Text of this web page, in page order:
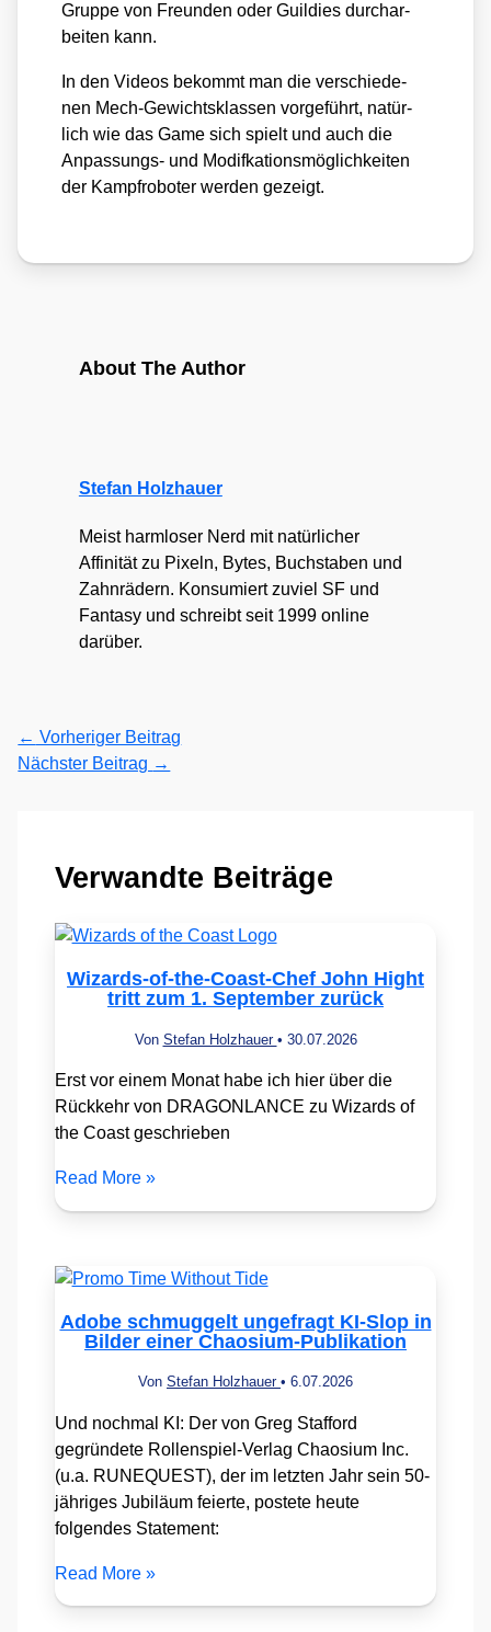
Grup­pe von Freun­den oder Guil­dies durch­ar­
bei­ten kann.
In den Vide­os bekommt man die ver­schie­de­
nen Mech-Gewichts­klas­sen vor­ge­führt, natür­
lich wie das Game sich spielt und auch die
Anpas­sungs- und Modif­kat­i­ons­mög­lich­kei­ten
der Kampf­ro­bo­ter wer­den gezeigt.
About The Author
Stefan Holzhauer
Meist harmloser Nerd mit natürlicher
Affinität zu Pixeln, Bytes, Buchstaben und
Zahnrädern. Konsumiert zuviel SF und
Fantasy und schreibt seit 1999 online
darüber.
← Vorheriger Beitrag
Nächster Beitrag →
Verwandte Beiträge
Wizards-of-the-Coast-Chef John Hight
tritt zum 1. September zurück
Von Stefan Holzhauer • 30.07.2026
Erst vor einem Monat habe ich hier über die
Rückkehr von DRAGONLANCE zu Wizards of
the Coast geschrieben
Read More »
Adobe schmuggelt ungefragt KI-Slop in
Bilder einer Chaosium-Publikation
Von Stefan Holzhauer • 6.07.2026
Und nochmal KI: Der von Greg Stafford
gegründete Rollenspiel-Verlag Chaosium Inc.
(u.a. RUNEQUEST), der im letzten Jahr sein 50-
jähriges Jubiläum feierte, postete heute
folgendes Statement:
Read More »